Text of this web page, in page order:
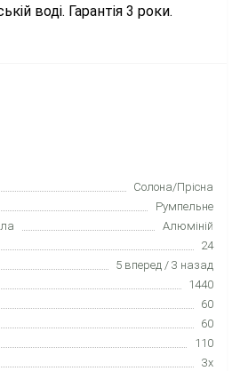
воді. Гарантія 3 роки.
Солона/Прісна
Румпельне
Алюміній
24
5 вперед / 3 назад
1440
60
60
110
3x